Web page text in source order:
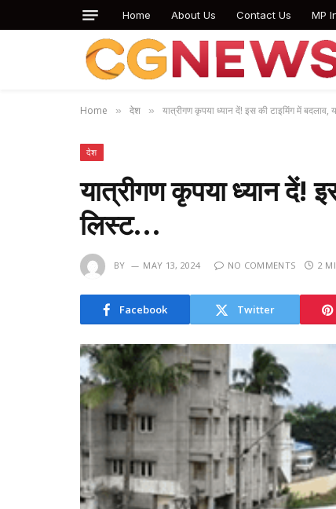
Home About Us Contact Us MP
Home » देश » यात्रीगण कृपया ध्यान दें! इस की टाइमिंग में बदलाव,
देश
यात्रीगण कृपया ध्यान दें!
लिस्ट…
BY MAY 13, 2024 NO COMMENTS 2
Facebook Twitter